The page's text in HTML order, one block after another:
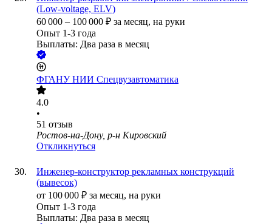
(Low-voltage, ELV)
60 000 – 100 000 ₽ за месяц, на руки
Опыт 1-3 года
Выплаты: Два раза в месяц
ФГАНУ НИИ Спецвузавтоматика
4.0
•
51 отзыв
Ростов-на-Дону, р-н Кировский
Откликнуться
Инженер-конструктор рекламных конструкций
(вывесок)
от 100 000 ₽ за месяц, на руки
Опыт 1-3 года
Выплаты: Два раза в месяц